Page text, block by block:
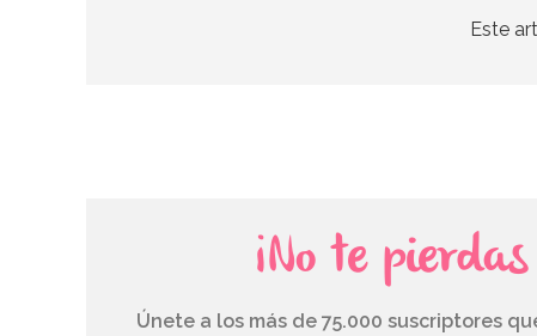
Este
¡No te
Únete a los más de 75.000 suscriptores